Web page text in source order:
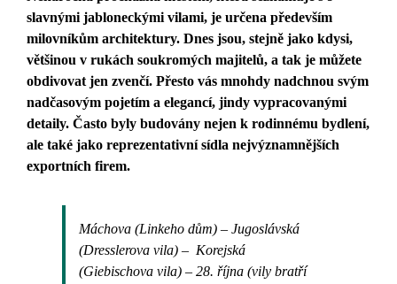
slavnými jabloneckými vilami, je určena především
milovníkům architektury. Dnes jsou, stejně jako kdysi,
většinou v rukách soukromých majitelů, a tak je můžete
obdivovat jen zvenčí. Přesto vás mnohdy nadchnou svým
nadčasovým pojetím a elegancí, jindy vypracovanými
detaily. Často byly budovány nejen k rodinnému bydlení,
ale také jako reprezentativní sídla nejvýznamnějších
exportních firem.
Máchova (Linkeho dům) – Jugoslávská
(Dresslerova vila) – Korejská
(Giebischova vila) – 28. října (vily bratří